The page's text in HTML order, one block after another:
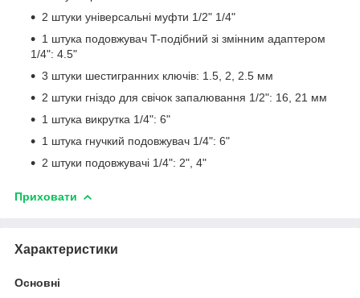
2 штуки універсальні муфти 1/2" 1/4"
1 штука подовжувач T-подібний зі змінним адаптером
1/4": 4.5"
3 штуки шестигранних ключів: 1.5, 2, 2.5 мм
2 штуки гніздо для свічок запалювання 1/2": 16, 21 мм
1 штука викрутка 1/4": 6"
1 штука гнучкий подовжувач 1/4": 6"
2 штуки подовжувачі 1/4": 2", 4"
Приховати
Характеристики
Основні